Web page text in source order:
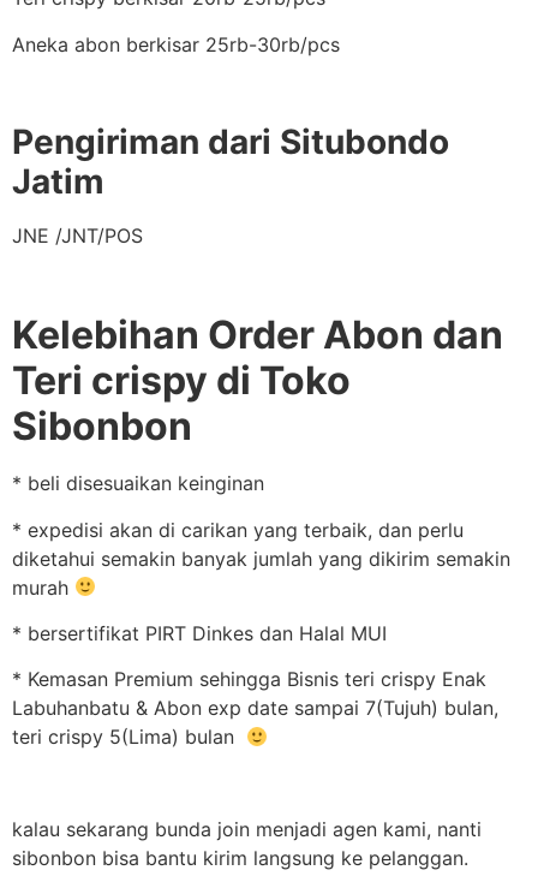
Aneka abon berkisar 25rb-30rb/pcs
Pengiriman dari Situbondo
Jatim
JNE /JNT/POS
Kelebihan Order Abon dan
Teri crispy di Toko
Sibonbon
* beli disesuaikan keinginan
* expedisi akan di carikan yang terbaik, dan perlu
diketahui semakin banyak jumlah yang dikirim semakin
murah
* bersertifikat PIRT Dinkes dan Halal MUI
* Kemasan Premium sehingga Bisnis teri crispy Enak
Labuhanbatu & Abon exp date sampai 7(Tujuh) bulan,
teri crispy 5(Lima) bulan
kalau sekarang bunda join menjadi agen kami, nanti
sibonbon bisa bantu kirim langsung ke pelanggan.